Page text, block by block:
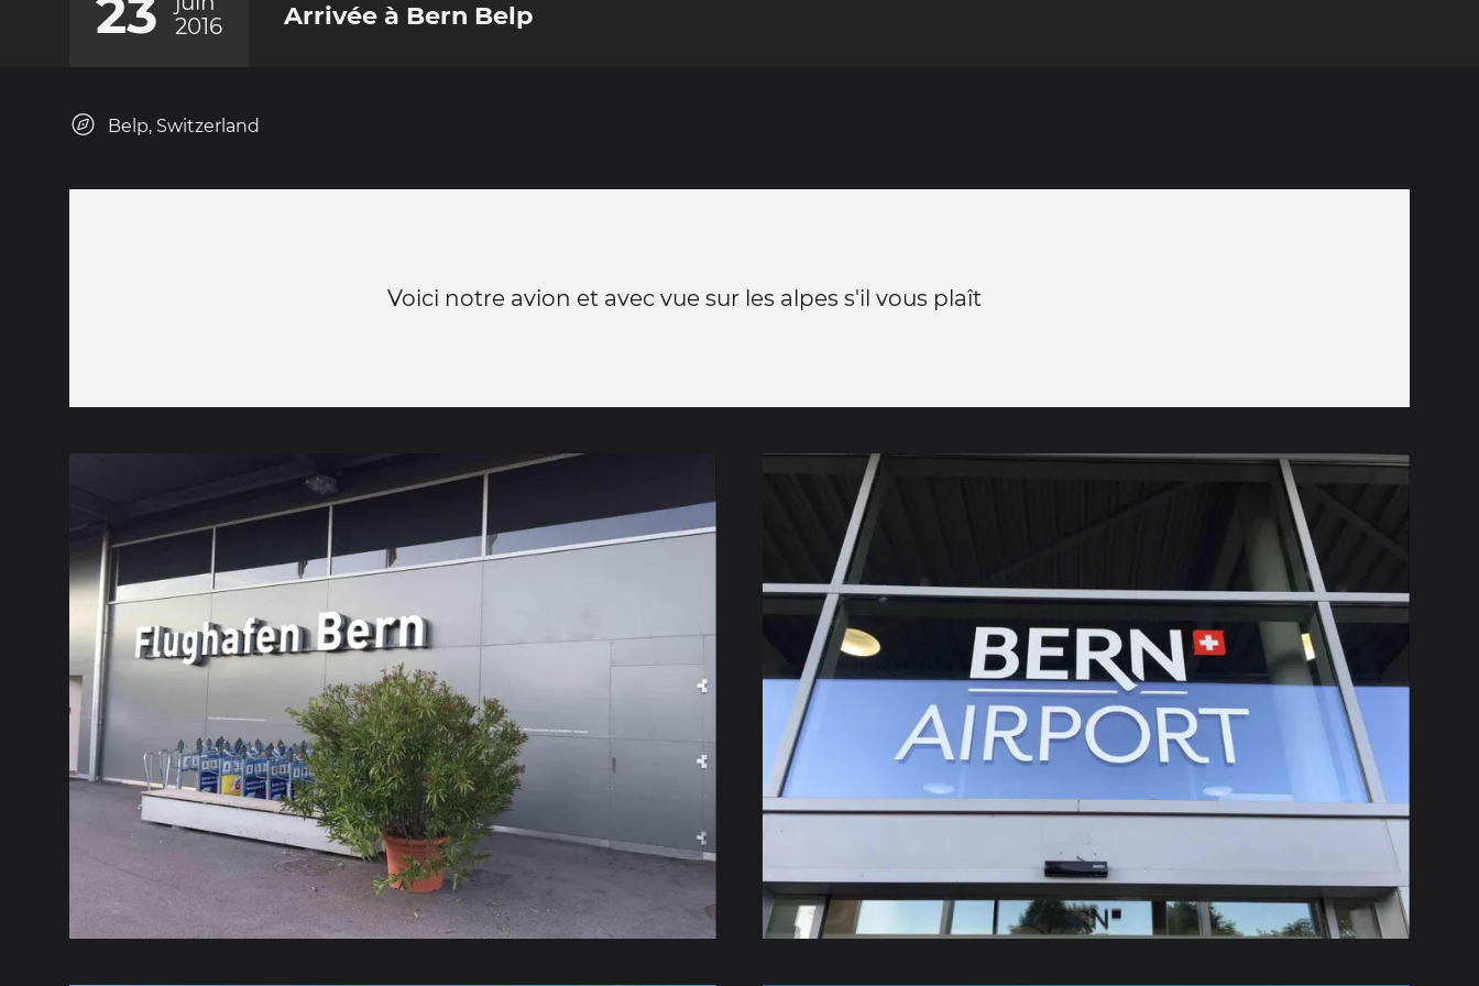
23
2016
Arrivée à Bern Belp
Belp, Switzerland
Voici notre avion et avec vue sur les alpes s'il vous plaît